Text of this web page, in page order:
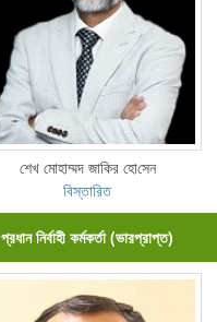
শেখ মোহাম্মদ জা‌কির হো‌সেন
বিস্তারিত
প্রধান নির্বাহী কর্মকর্তা (ভারপ্রাপ্ত)